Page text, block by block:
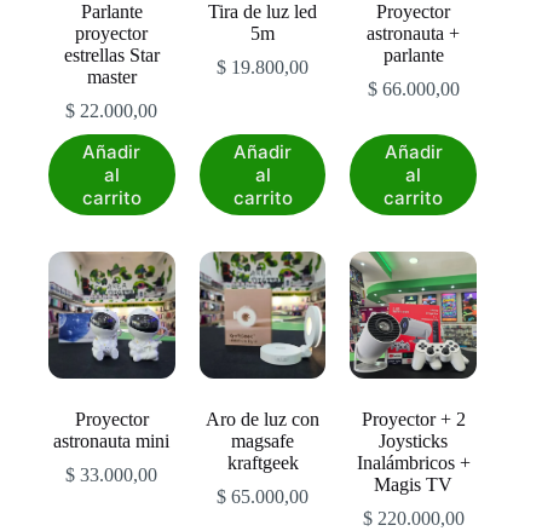
Parlante
proyector
estrellas Star
master
$ 22.000,00
Añadir
al
carrito
Tira de luz led
5m
$ 19.800,00
Añadir
al
carrito
Proyector
astronauta +
parlante
$66.000,00
Añadir
al
carrito
Proyector
astronauta mini
$ 33.000,00
Aro de luz con
magsafe
kraftgeek
$ 65.000,00
Proyector + 2
Joysticks
Inalámbricos +
Magis TV
$220.000,00